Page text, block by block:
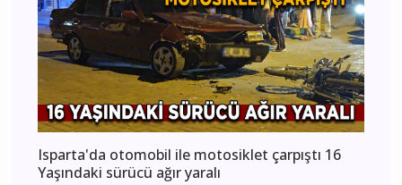
Isparta'da otomobil ile motosiklet çarpıştı 16
Yaşındaki sürücü ağır yaralı